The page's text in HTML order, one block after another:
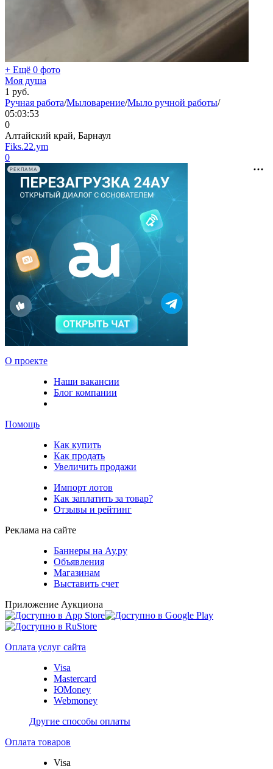
+ Ещё 0 фото
Моя душа
1 руб.
Ручная работа/Мыловарение/Мыло ручной работы/
05:03:53
0
Алтайский край, Барнаул
Fiks.22.ym
0
РЕКЛАМА
О проекте
Наши вакансии
Блог компании
Помощь
Как купить
Как продать
Увеличить продажи
Импорт лотов
Как заплатить за товар?
Отзывы и рейтинг
Реклама на сайте
Баннеры на Ау.ру
Объявления
Магазинам
Выставить счет
Приложение Аукциона
Оплата услуг сайта
Visa
Mastercard
ЮMoney
Webmoney
Другие способы оплаты
Оплата товаров
Visa